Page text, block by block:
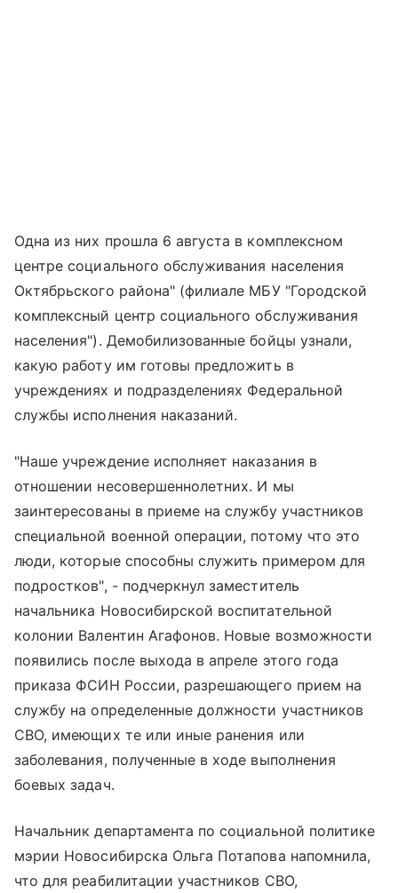
Одна из них прошла 6 августа в комплексном
центре социального обслуживания населения
Октябрьского района" (филиале МБУ "Городской
комплексный центр социального обслуживания
населения"). Демобилизованные бойцы узнали,
какую работу им готовы предложить в
учреждениях и подразделениях Федеральной
службы исполнения наказаний.
"Наше учреждение исполняет наказания в
отношении несовершеннолетних. И мы
заинтересованы в приеме на службу участников
специальной военной операции, потому что это
люди, которые способны служить примером для
подростков", - подчеркнул заместитель
начальника Новосибирской воспитательной
колонии Валентин Агафонов. Новые возможности
появились после выхода в апреле этого года
приказа ФСИН России, разрешающего прием на
службу на определенные должности участников
СВО, имеющих те или иные ранения или
заболевания, полученные в ходе выполнения
боевых задач.
Начальник департамента по социальной политике
мэрии Новосибирска Ольга Потапова напомнила,
что для реабилитации участников СВО,